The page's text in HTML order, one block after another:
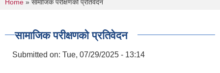
You are here
Home » सामाजिक परीक्षणको प्रतिवेदन
सामाजिक परीक्षणको प्रतिवेदन
Submitted on: Tue, 07/29/2025 - 13:14